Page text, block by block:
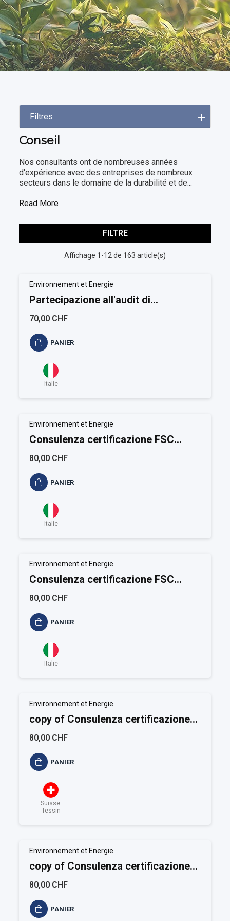
Filtres
Conseil
Nos consultants ont de nombreuses années
d'expérience avec des entreprises de nombreux
secteurs dans le domaine de la durabilité et de...
Read More
FILTRE
Affichage 1-12 de 163 article(s)
Environnement et Energie
Partecipazione all'audit di
certificazione ISO 14001
70,00 CHF
PANIER
Italie
Environnement et Energie
Consulenza certificazione FSC
Catena di custodia
80,00 CHF
PANIER
Italie
Environnement et Energie
Consulenza certificazione FSC
Gestione forestale
80,00 CHF
PANIER
Italie
Environnement et Energie
copy of Consulenza certificazione
FSC Catena di custodia
80,00 CHF
PANIER
Suisse:
Tessin
Environnement et Energie
copy of Consulenza certificazione
FSC Gestione forestale
80,00 CHF
PANIER